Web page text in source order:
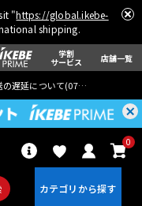
"https://global.ikebe-
shipping.
学割
サービス 店舗一覧
の遅延について(07月29日
0